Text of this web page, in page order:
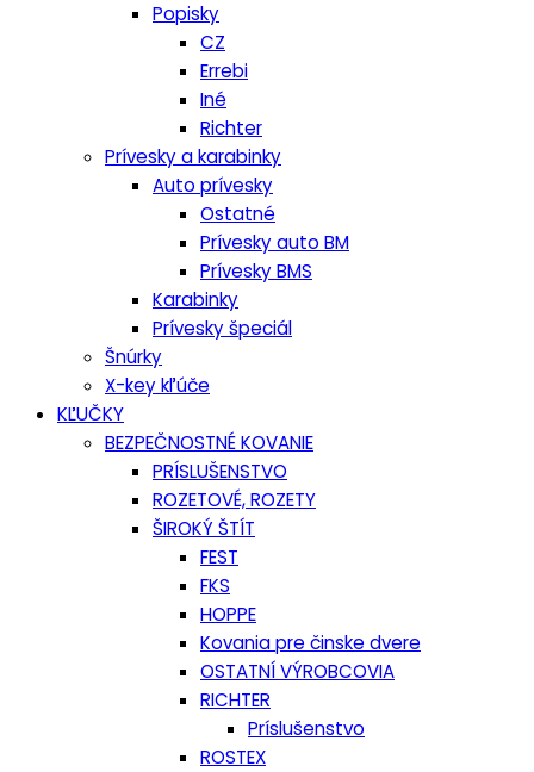
Popisky
CZ
Errebi
Iné
Richter
Prívesky a karabinky
Auto prívesky
Ostatné
Prívesky auto BM
Prívesky BMS
Karabinky
Prívesky špeciál
Šnúrky
X-key kľúče
KĽUČKY
BEZPEČNOSTNÉ KOVANIE
PRÍSLUŠENSTVO
ROZETOVÉ, ROZETY
ŠIROKÝ ŠTÍT
FEST
FKS
HOPPE
Kovania pre činske dvere
OSTATNÍ VÝROBCOVIA
RICHTER
Príslušenstvo
ROSTEX